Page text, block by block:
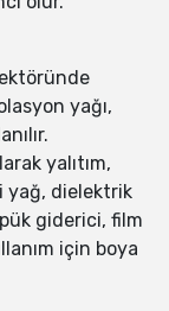
yağı,
yalıtım,
yağ, dielektrik
giderici, film
için boya